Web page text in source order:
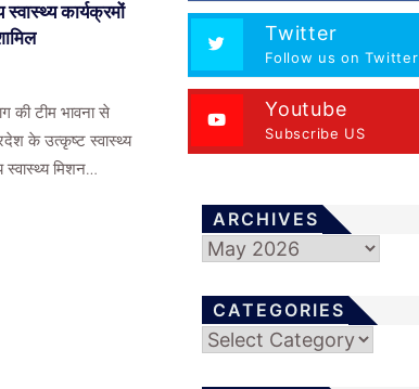
कार्यक्रमों
की टीम भावना से
के उत्कृष्ट स्वास्थ्य
स्वास्थ्य मिशन…
Twitter
Follow us on Twitter
Youtube
Subscribe US
ARCHIVES
Archives
CATEGORIES
Categories